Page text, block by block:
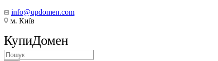
info@qpdomen.com
м. Київ
КупиДомен